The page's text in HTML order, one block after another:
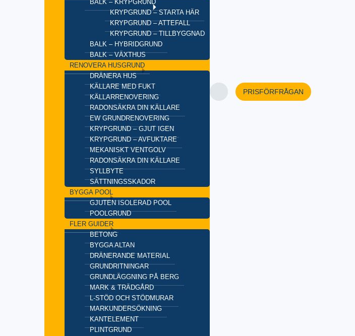
BALK – KRYPGRUND
KRYPGRUND – STARTA HÄR
KRYPGRUND – ATTEFALL
KRYPGRUND – TILLBYGGNAD
BALK – HYBRIDGRUND
BALK – VÄXTHUS
RENOVERA HUSGRUND
DRÄNERA HUS
KÄLLARE MED FUKT
KÄLLARRENOVERING
RADONSÄKRA DIN KÄLLARE
EW GRUNDRENOVERING
KRYPGRUND – GJUT IGEN
KRYPGRUND – AVFUKTARE
MEKANISKT VENTGOLV
RADONSÄKRA DIN KÄLLARE
SYLLBYTE
SÄTTNINGSSKADOR
BYGGA POOL
GJUTEN ISOLERAD POOL
POOLGRUND
FLER GUIDER
BETONG
BYGGA ALTAN
DRÄNERANDE MATERIAL
GRUNDRITNINGAR
GRUNDLÄGGNING PÅ BERG
MARK & TRÄDGÅRD
L-STÖD OCH STÖDMURAR
MARKUNDERSÖKNING
KANTELEMENT
PLINTGRUND
PRISFÖRFRÅGAN